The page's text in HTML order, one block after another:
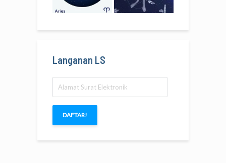
Langanan LS
Surat
Elektronik
DAFTAR!